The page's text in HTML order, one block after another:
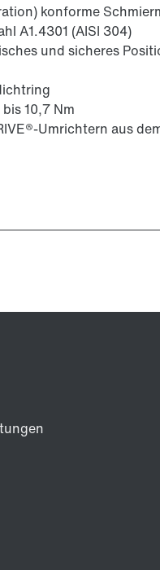
konforme
A1.4301 (AISI 304)
und sicheres
10,7 Nm
Umrichtern aus